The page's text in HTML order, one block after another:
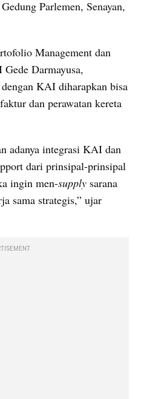
Parlemen, Senayan,
Management dan
Darmayusa,
KAI diharapkan bisa
dan perawatan kereta
adanya integrasi KAI dan
dari prinsipal-prinsipal
ingin men-supply sarana
sama strategis,” ujar